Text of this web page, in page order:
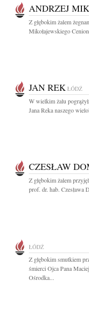
ANDRZEJ
Z głębokim żalem
Mikołajewskiego
JAN REK ŁÓDŹ
W wielkim żalu
Jana Reka naszego
CZESŁAW
Z głębokim żalem
prof. dr. hab. Czesława
ŁÓDŹ
Z głębokim smutkiem
śmierci Ojca Pana
Ośrodka...